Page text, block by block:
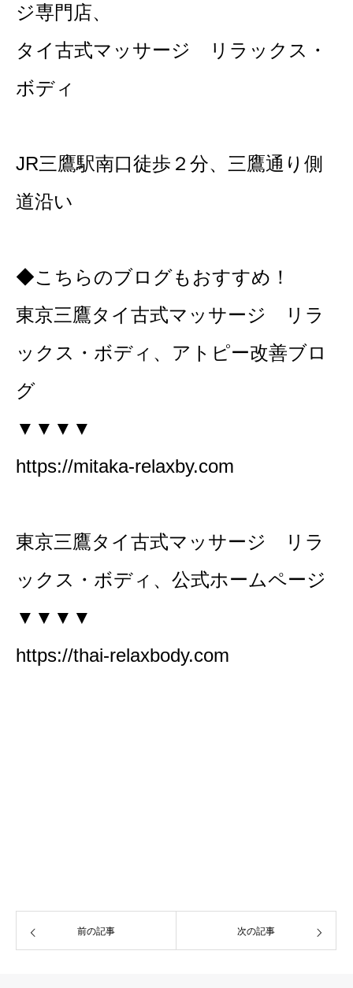
ジ専門店、
タイ古式マッサージ リラックス・
ボディ
JR三鷹駅南口徒歩２分、三鷹通り側
道沿い
◆こちらのブログもおすすめ！
東京三鷹タイ古式マッサージ リラ
ックス・ボディ、アトピー改善ブロ
グ
▼▼▼▼
https://mitaka-relaxby.com
東京三鷹タイ古式マッサージ リラ
ックス・ボディ、公式ホームページ
▼▼▼▼
https://thai-relaxbody.com
前の記事 次の記事